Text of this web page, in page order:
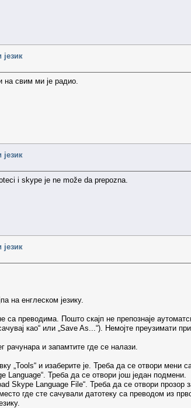
на свим ми је радио.
i skype je ne može da prepozna.
на енглеском језику.
преводима. Пошто скајп не препознаје
као“ или „Save As...“). Немојте преузимати
и запамтите где се налази.
„Tools“ и изаберите је. Треба да се отвори мени
Language“. Треба да се отвори још један подмени.
Skype Language File“. Треба да се отвори прозор
где сте сачували датотеку са преводом из